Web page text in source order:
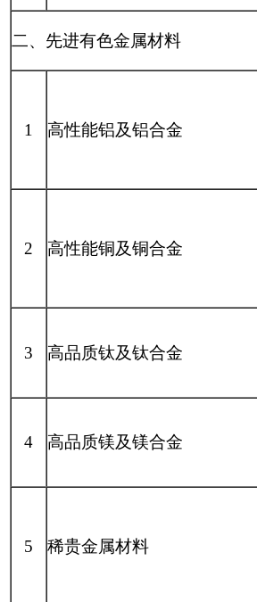
二、先进有色金属材料
1 高性能铝及铝合金
2 高性能铜及铜合金
3 高品质钛及钛合金
4 高品质镁及镁合金
5 稀贵金属材料